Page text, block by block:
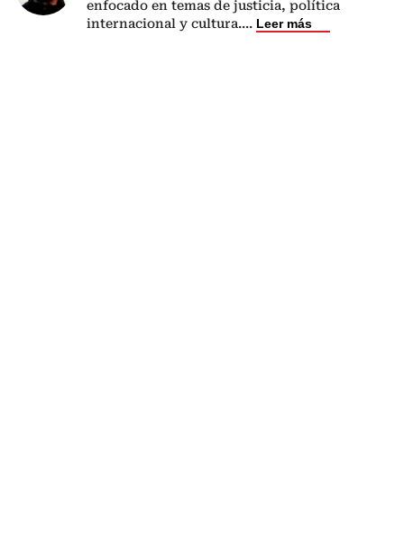
enfocado en temas de justicia, política
internacional y cultura.... Leer más